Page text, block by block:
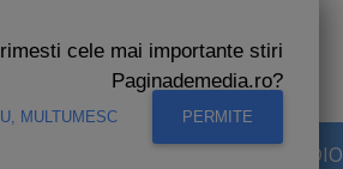
AUDIENTE RADIO
cele mai importante stiri
Paginademedia.ro?
MULTUMESC PERMITE